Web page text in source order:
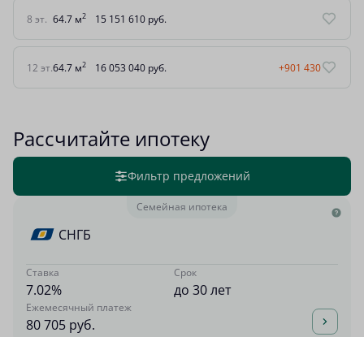
8 эт. 64.7 м2 15 151 610 руб.
12 эт.64.7 м2 16 053 040 руб. +901 430
Рассчитайте ипотеку
Фильтр предложений
Семейная ипотека
СНГБ
Ставка
7.02%
Срок
до 30 лет
Ежемесячный платеж
80 705 руб.